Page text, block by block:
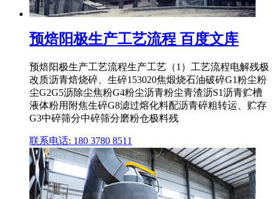
预焙阳极生产工艺流程 百度文库
预焙阳极生产工艺流程生产工艺（1）工艺流程电解残极
改质沥青焙烧碎、生碎153020焦煅烧石油破碎G1粉尘粉
尘G2G5沥除尘焦粉G4粉尘沥青粉尘青渣沥S1沥青贮槽
液体粉用附焦生碎G8滤过熔化料配沥青碎粗转运、贮存
G3中碎筛分中碎筛分磨粉仓极料残
联系电话: 180 3780 8511